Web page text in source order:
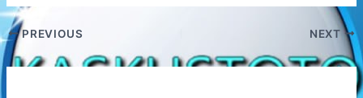
PREVIOUS NEXT